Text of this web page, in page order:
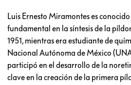
Luis Ernesto Miramontes es
fundamental en la síntesis de la
1951, mientras era estudiante de
Nacional Autónoma de México
participó en el desarrollo de la
clave en la creación de la primera